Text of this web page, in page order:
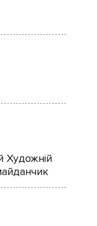
Художній